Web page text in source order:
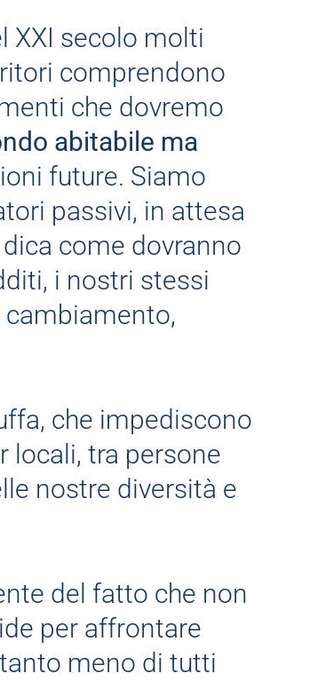
XXI secolo molti
comprendono
che dovremo
abitabile ma
future. Siamo
passivi, in attesa
come dovranno
i nostri stessi
che impediscono
locali, tra persone
nostre diversità e
del fatto che non
per affrontare
meno di tutti